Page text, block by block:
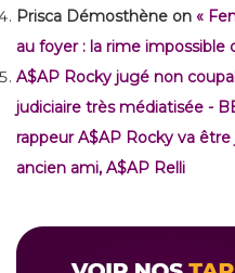
Prisca Démosthène on «
au foyer : la rime impossible
A$AP Rocky jugé non
judiciaire très médiatisée -
rappeur A$AP Rocky va
ancien ami, A$AP Relli